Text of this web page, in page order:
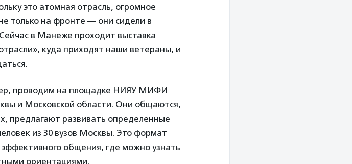
это атомная отрасль, огромное
только на фронте — они сидели в
в Манеже проходит выставка
куда приходят наши ветераны, и
проводим на площадке НИЯУ МИФИ
и Московской области. Они общаются,
предлагают развивать определенные
из 30 вузов Москвы. Это формат
общения, где можно узнать
ориентациями.